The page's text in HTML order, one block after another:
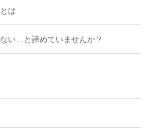
は
い…と諦めていませんか？